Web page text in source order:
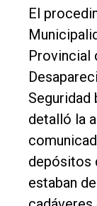
El
Provincial
Seguridad
detalló la
depósitos
estaban